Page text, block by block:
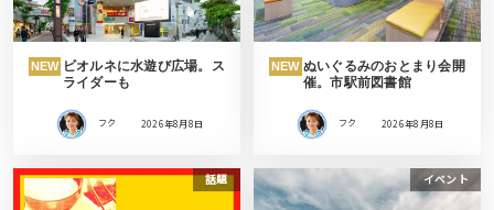
NEW ビオルネに水遊び広場。ス
ライダーも
フク 2026年8月8日
NEW ぬいぐるみのおとまり会開
催。市駅前図書館
フク 2026年8月8日
話題 イベント